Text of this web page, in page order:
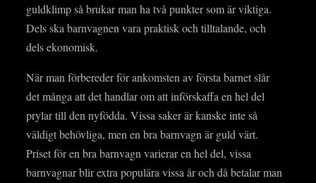
guldklimp så brukar man ha två punkter som är viktiga.
Dels ska barnvagnen vara praktisk och tilltalande, och
dels ekonomisk.
När man förbereder för ankomsten av första barnet slår
det många att det handlar om att införskaffa en hel del
prylar till den nyfödda. Vissa saker är kanske inte så
väldigt behövliga, men en bra barnvagn är guld värt.
Priset för en bra barnvagn varierar en hel del, vissa
barnvagnar blir extra populära vissa år och då betalar man